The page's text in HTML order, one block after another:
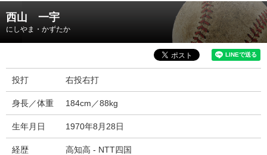
西山 一宇
にしやま・かずたか
投打 右投右打
身長／体重 184cm／88kg
生年月日 1970年8月28日
経歴 高知高 - NTT四国